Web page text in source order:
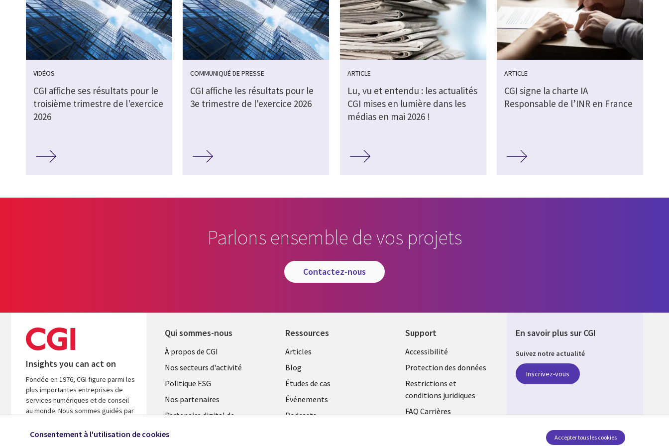
VIDÉOS
CGI affiche ses résultats pour le
troisième trimestre de l'exercice
2026
COMMUNIQUÉ DE PRESSE
CGI affiche les résultats pour le
3e trimestre de l'exercice 2026
ARTICLE
Lu, vu et entendu : les actualités
CGI mises en lumière dans les
médias en mai 2026 !
ARTICLE
CGI signe la charte IA
Responsable de l’INR en France
Parlons ensemble de vos projets
contactez-nous
Insights you can act on
Fondée en 1976, CGI figure parmi les
plus importantes entreprises de
services numériques et de conseil
au monde. Nous sommes guidés par
d’accélérer le rendement de vos
Qui sommes-nous
Useful
links
FRANCE
À propos de CGI
Nos secteurs d'activité
Politique ESG
Nos partenaires
Partenaire digital de
Ressources
Library
Links
FRANCE
Articles
Blog
Études de cas
Événements
Podcasts
Support
Legal
FRANCE
Accessibilité
Protection des données
Restrictions et
conditions juridiques
FAQ Carrières
En savoir plus sur CGI
Suivez notre actualité
Inscrivez-vous
Consentement à l'utilisation de cookies Accepter tous les cookies